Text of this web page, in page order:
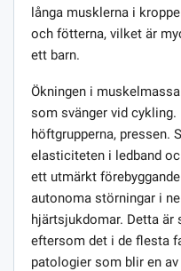
långa musklerna i
och fötterna, vilket är
ett barn.
Ökningen i
som svänger vid
höftgrupperna, pressen.
elasticiteten i ledband
ett utmärkt
autonoma störningar i
hjärtsjukdomar. Detta
eftersom det i de flesta
patologier som blir en